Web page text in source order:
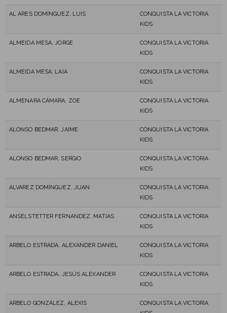
AL ARES DOMÍNGUEZ, LUIS
CONQUISTA LA VICTORIA
KIDS
ALMEIDA MESA, JORGE
CONQUISTA LA VICTORIA
KIDS
ALMEIDA MESA, LAIA
CONQUISTA LA VICTORIA
KIDS
ALMENARA CÁMARA, ZOE
CONQUISTA LA VICTORIA
KIDS
ALONSO BEDMAR, JAIME
CONQUISTA LA VICTORIA
KIDS
ALONSO BEDMAR, SERGIO
CONQUISTA LA VICTORIA
KIDS
ALVAREZ DOMÍNGUEZ, JUAN
CONQUISTA LA VICTORIA
KIDS
ANSELSTETTER FERNANDEZ, MATIAS
CONQUISTA LA VICTORIA
KIDS
ARBELO ESTRADA, ALEXANDER DANIEL
CONQUISTA LA VICTORIA
KIDS
ARBELO ESTRADA, JESÚS ALEXANDER
CONQUISTA LA VICTORIA
KIDS
ARBELO GONZÁLEZ, ALEXIS
CONQUISTA LA VICTORIA